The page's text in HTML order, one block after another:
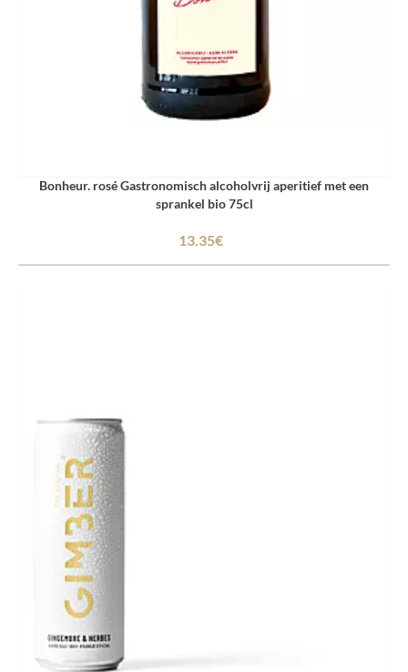
Bonheur. rosé Gastronomisch alcoholvrij aperitief met een
sprankel bio 75cl
13.35€